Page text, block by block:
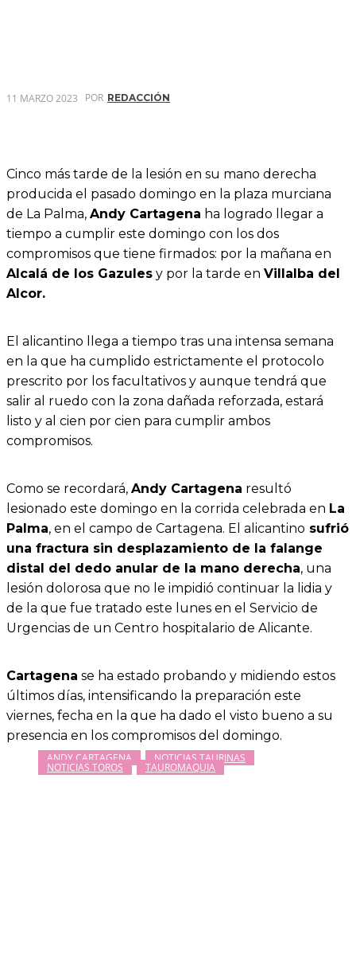
11 MARZO 2023 POR REDACCIÓN
Cinco más tarde de la lesión en su mano derecha
producida el pasado domingo en la plaza murciana
de La Palma, Andy Cartagena ha logrado llegar a
tiempo a cumplir este domingo con los dos
compromisos que tiene firmados: por la mañana en
Alcalá de los Gazules y por la tarde en Villalba del
Alcor.
El alicantino llega a tiempo tras una intensa semana
en la que ha cumplido estrictamente el protocolo
prescrito por los facultativos y aunque tendrá que
salir al ruedo con la zona dañada reforzada, estará
listo y al cien por cien para cumplir ambos
compromisos.
Como se recordará, Andy Cartagena resultó
lesionado este domingo en la corrida celebrada en La
Palma, en el campo de Cartagena. El alicantino sufrió
una fractura sin desplazamiento de la falange
distal del dedo anular de la mano derecha, una
lesión dolorosa que no le impidió continuar la lidia y
de la que fue tratado este lunes en el Servicio de
Urgencias de un Centro hospitalario de Alicante.
Cartagena se ha estado probando y midiendo estos
últimos días, intensificando la preparación este
viernes, fecha en la que ha dado el visto bueno a su
presencia en los compromisos del domingo.
ANDY CARTAGENA NOTICIAS TAURINAS
NOTICIAS TOROS TAUROMAQUIA